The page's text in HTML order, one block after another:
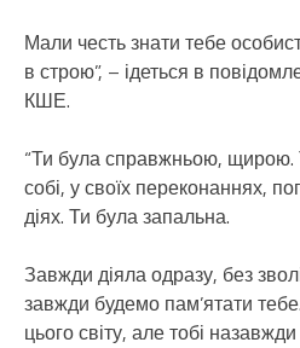
Мали честь знати тебе
в строю”, – ідеться в
КШЕ.
“Ти була справжньою, щирою.
собі, у своїх переконаннях,
діях. Ти була запальна.
Завжди діяла одразу, без
завжди будемо пам’ятати
цього світу, але тобі